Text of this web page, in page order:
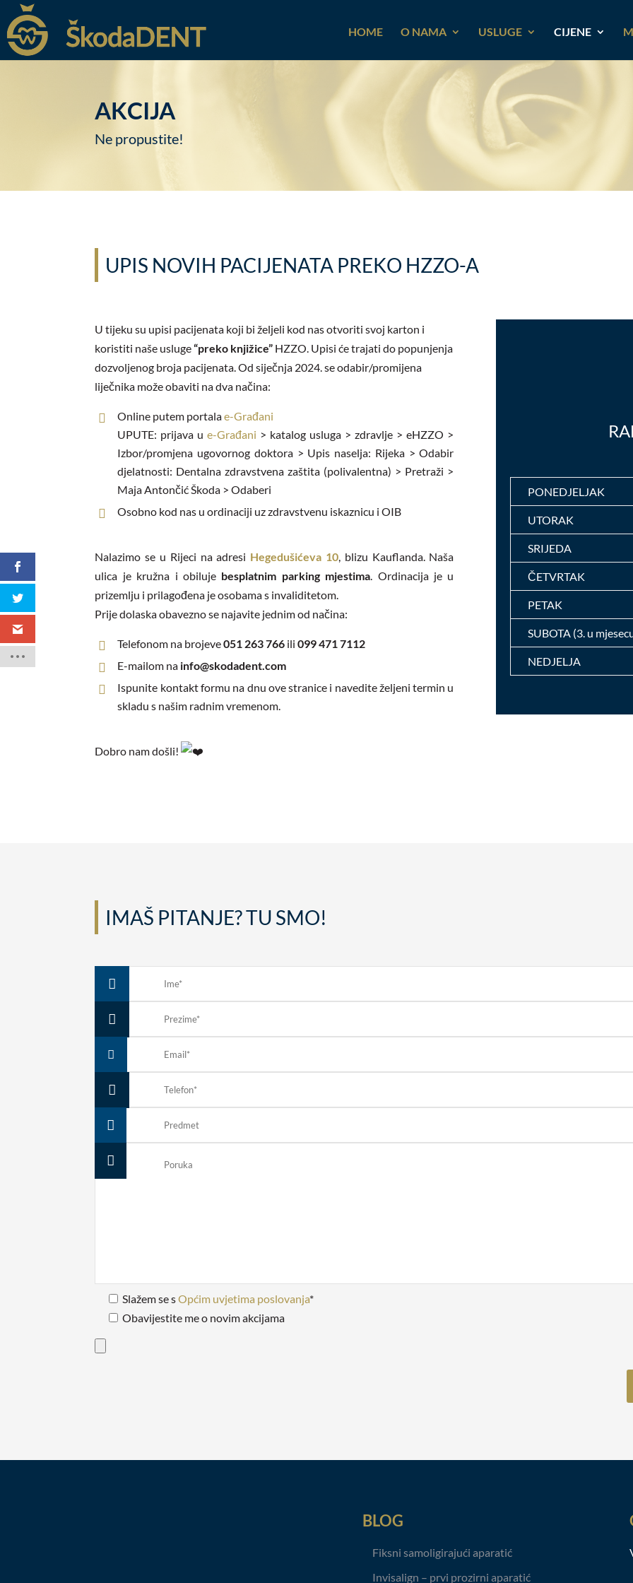
HOME O NAMA USLUGE CIJENE
AKCIJA
Ne propustite!
UPIS NOVIH PACIJENATA PREKO HZZO-A
U tijeku su upisi pacijenata koji bi željeli kod nas otvoriti svoj karton i
koristiti naše usluge“preko knjižice” HZZO. Upisi će trajati do popunjenja
dozvoljenog broja pacijenata. Od siječnja 2024. se odabir/promijena
liječnika može obaviti na dva načina:
Online putem portalae-Građani
UPUTE: prijava ue-Građani > katalog usluga > zdravlje > eHZZO >
Izbor/promjena ugovornog doktora > Upis naselja: Rijeka > Odabir
djelatnosti: Dentalna zdravstvena zaštita (polivalentna) > Pretraži >
Maja Antončić Škoda > Odaberi
Osobno kod nas u ordinaciji uz zdravstvenu iskaznicu i OIB
Nalazimo se u Rijeci na adresi Hegedušićeva 10, blizu Kauflanda. Naša
ulica je kružna i obiluje besplatnim parking mjestima. Ordinacija je u
prizemlju i prilagođena je osobama s invaliditetom.
Prije dolaska obavezno se najavite jednim od načina:
Telefonom na brojeve051 263 766 ili099 471 7112
E-mailom na info@skodadent.com
Ispunite kontakt formu na dnu ove stranice i navedite željeni termin u
skladu s našim radnim vremenom.
Dobro nam došli!
PONEDJELJAK
UTORAK
SRIJEDA
ČETVRTAK
PETAK
SUBOTA (3. u
NEDJELJA
IMAŠ PITANJE? TU SMO!
Slažem se sOpćim uvjetima poslovanja*
Obavijestite me o novim akcijama
BLOG
Fiksni samoligirajući aparatić
Invisalign – prvi prozirni aparatić